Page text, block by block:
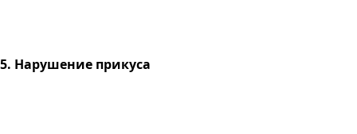
5. Нарушение прикуса